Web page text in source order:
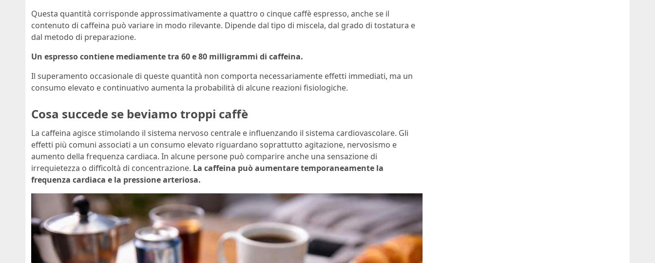
Questa quantità corrisponde approssimativamente a quattro o cinque caffè espresso, anche se il
contenuto di caffeina può variare in modo rilevante. Dipende dal tipo di miscela, dal grado di tostatura e
dal metodo di preparazione.
Un espresso contiene mediamente tra 60 e 80 milligrammi di caffeina.
Il superamento occasionale di queste quantità non comporta necessariamente effetti immediati, ma un
consumo elevato e continuativo aumenta la probabilità di alcune reazioni fisiologiche.
Cosa succede se beviamo troppi caffè
La caffeina agisce stimolando il sistema nervoso centrale e influenzando il sistema cardiovascolare. Gli
effetti più comuni associati a un consumo elevato riguardano soprattutto agitazione, nervosismo e
aumento della frequenza cardiaca. In alcune persone può comparire anche una sensazione di
irrequietezza o difficoltà di concentrazione. La caffeina può aumentare temporaneamente la
frequenza cardiaca e la pressione arteriosa.